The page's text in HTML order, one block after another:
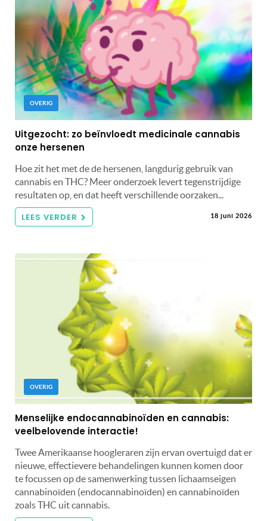
OVERIG
Uitgezocht: zo beïnvloedt medicinale cannabis
onze hersenen
Hoe zit het met de de hersenen, langdurig gebruik van
cannabis en THC? Meer onderzoek levert tegenstrijdige
resultaten op, en dat heeft verschillende oorzaken...
LEES VERDER 18 juni 2026
OVERIG
Menselijke endocannabinoïden en cannabis:
veelbelovende interactie!
Twee Amerikaanse hoogleraren zijn ervan overtuigd dat er
nieuwe, effectievere behandelingen kunnen komen door
te focussen op de samenwerking tussen lichaamseigen
cannabinoïden (endocannabinoïden) en cannabinoïden
zoals THC uit cannabis.